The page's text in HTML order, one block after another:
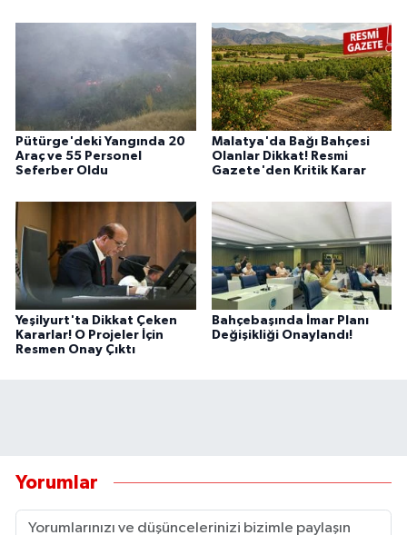
Pütürge'deki Yangında 20
Araç ve 55 Personel
Seferber Oldu
Malatya'da Bağı Bahçesi
Olanlar Dikkat! Resmi
Gazete'den Kritik Karar
Yeşilyurt'ta Dikkat Çeken
Kararlar! O Projeler İçin
Resmen Onay Çıktı
Bahçebaşında İmar Planı
Değişikliği Onaylandı!
Yorumlar